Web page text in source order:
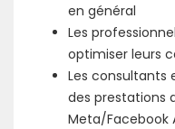
en général
Les
optimiser leurs
Les consultants
des prestations
Meta/Facebook